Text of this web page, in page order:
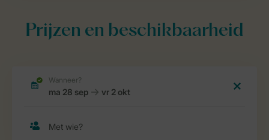
Prijzen en beschikbaarheid